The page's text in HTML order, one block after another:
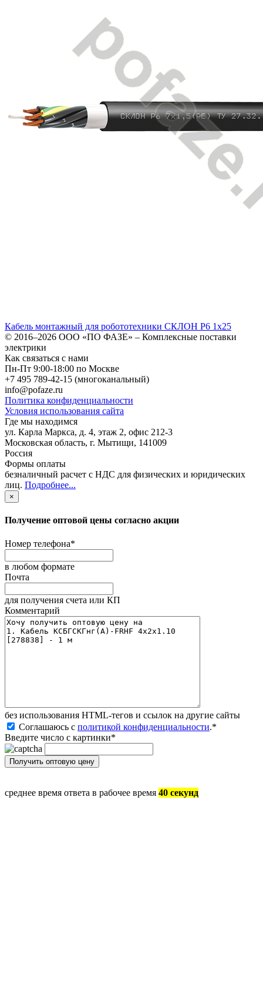
Кабель монтажный для робототехники СКЛОН Р6 1х25
© 2016–2026 ООО «ПО ФАЗЕ» – Комплексные поставки
электрики
Как связаться с нами
Пн-Пт 9:00-18:00 по Москве
+7 495 789-42-15 (многоканальный)
info@pofaze.ru
Политика конфиденциальности
Условия использования сайта
Где мы находимся
ул. Карла Маркса, д. 4, этаж 2, офис 212-3
Московская область, г. Мытищи, 141009
Россия
Формы оплаты
безналичный расчет с НДС для физических и юридических
лиц. Подробнее...
×
Получение оптовой цены согласно акции
Номер телефона*
в любом формате
Почта
для получения счета или КП
Комментарий
без иcпользования HTML-тегов и ссылок на другие сайты
Соглашаюсь с политикой конфиденциальности.*
Введите число с картинки*
среднее время ответа в рабочее время 40 секунд